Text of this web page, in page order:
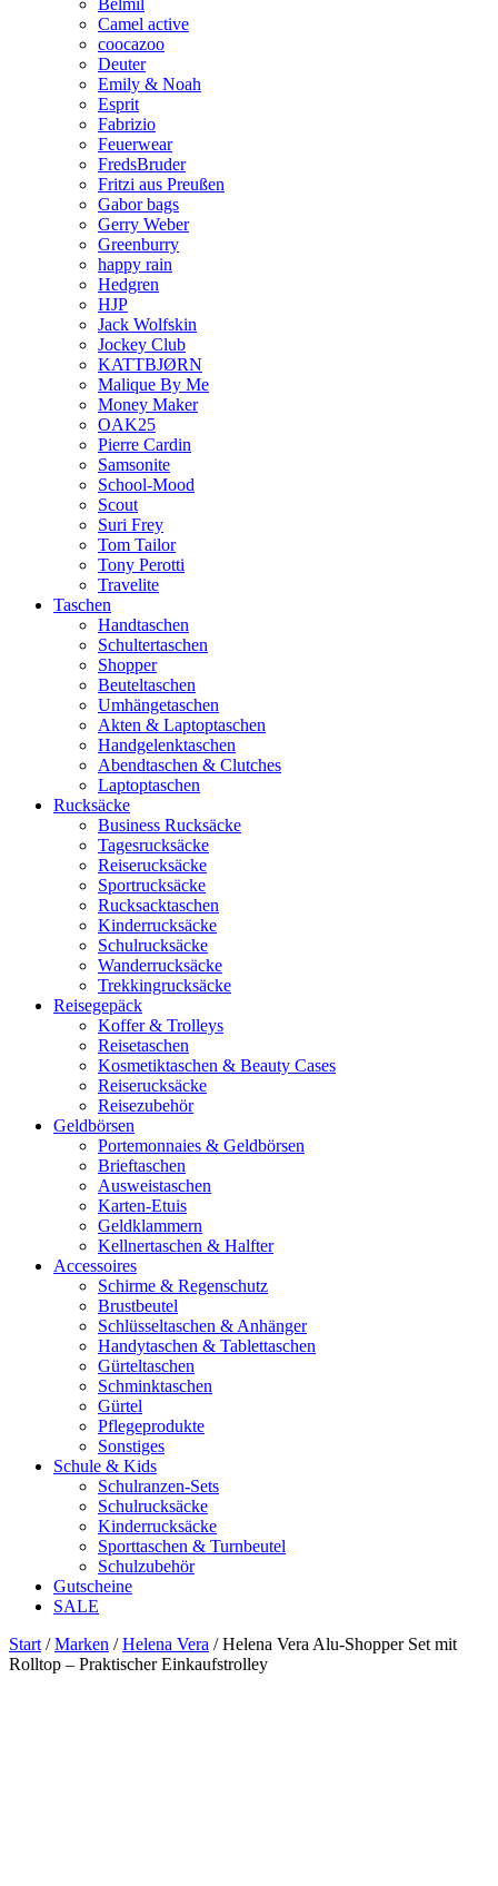
Belmil
Camel active
coocazoo
Deuter
Emily & Noah
Esprit
Fabrizio
Feuerwear
FredsBruder
Fritzi aus Preußen
Gabor bags
Gerry Weber
Greenburry
happy rain
Hedgren
HJP
Jack Wolfskin
Jockey Club
KATTBJØRN
Malique By Me
Money Maker
OAK25
Pierre Cardin
Samsonite
School-Mood
Scout
Suri Frey
Tom Tailor
Tony Perotti
Travelite
Taschen
Handtaschen
Schultertaschen
Shopper
Beuteltaschen
Umhängetaschen
Akten & Laptoptaschen
Handgelenktaschen
Abendtaschen & Clutches
Laptoptaschen
Rucksäcke
Business Rucksäcke
Tagesrucksäcke
Reiserucksäcke
Sportrucksäcke
Rucksacktaschen
Kinderrucksäcke
Schulrucksäcke
Wanderrucksäcke
Trekkingrucksäcke
Reisegepäck
Koffer & Trolleys
Reisetaschen
Kosmetiktaschen & Beauty Cases
Reiserucksäcke
Reisezubehör
Geldbörsen
Portemonnaies & Geldbörsen
Brieftaschen
Ausweistaschen
Karten-Etuis
Geldklammern
Kellnertaschen & Halfter
Accessoires
Schirme & Regenschutz
Brustbeutel
Schlüsseltaschen & Anhänger
Handytaschen & Tablettaschen
Gürteltaschen
Schminktaschen
Gürtel
Pflegeprodukte
Sonstiges
Schule & Kids
Schulranzen-Sets
Schulrucksäcke
Kinderrucksäcke
Sporttaschen & Turnbeutel
Schulzubehör
Gutscheine
SALE
Start /Marken /Helena Vera / Helena Vera Alu-Shopper Set mit
Rolltop – Praktischer Einkaufstrolley